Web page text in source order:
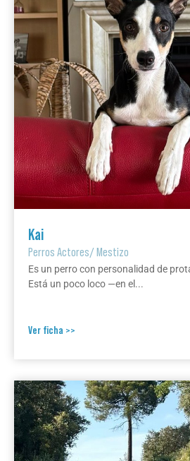
Kai
Perros Actores/Mestizo
Es un perro con personalidad de
Está un poco loco —en el...
Ver ficha >>